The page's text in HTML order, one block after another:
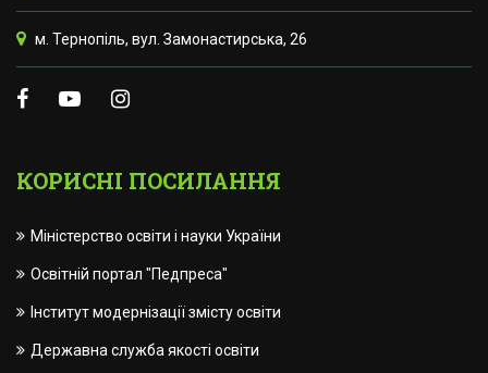
м. Тернопіль, вул. Замонастирська, 26
КОРИСНІ ПОСИЛАННЯ
Міністерство освіти і науки України
Освітній портал "Педпреса"
Інститут модернізації змісту освіти
Державна служба якості освіти